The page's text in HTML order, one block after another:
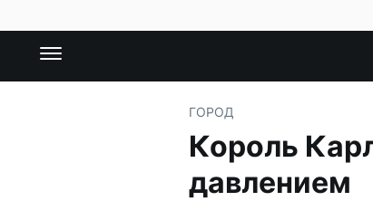
ГОРОД
Король
давлением